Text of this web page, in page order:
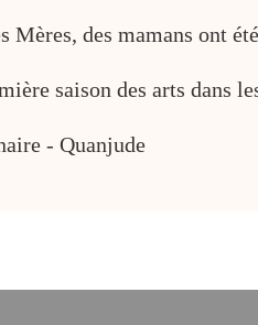
Mères, des mamans ont
saison des arts dans
- Quanjude